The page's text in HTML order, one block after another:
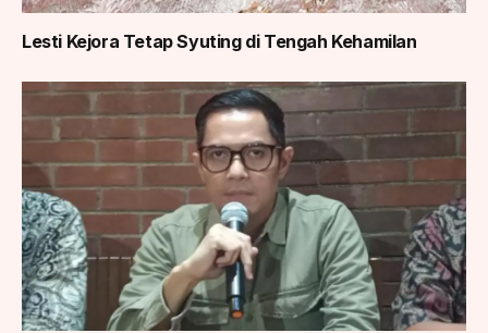
Lesti Kejora Tetap Syuting di Tengah Kehamilan